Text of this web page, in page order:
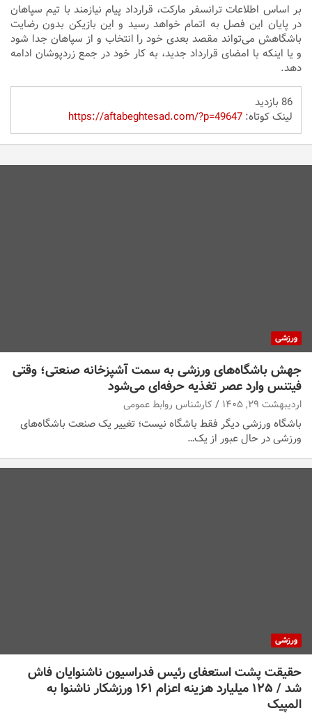
بر اساس اطلاعات ترانسفر مارکت، قرارداد پیام نیازمند با تیم سپاهان
در پایان این فصل به اتمام خواهد رسید و این بازیکن بدون رضایت
باشگاهش می‌تواند مقصد بعدی خود را انتخاب و از سپاهان جدا شود
و یا اینکه با امضای قرارداد جدید، به کار خود در جمع زردپوشان ادامه
دهد.
86 بازدید
لینک کوتاه:https://aftabeghtesad.com/?p=49647
ورزشی
جهش باشگاه‌های ورزشی به سمت آشپزخانه صنعتی؛ وقتی
فیتنس وارد عصر تغذیه حرفه‌ای می‌شود
اردیبهشت ۲۹, ۱۴۰۵ کارشناس روابط عمومی
باشگاه ورزشی دیگر فقط باشگاه نیست؛ تغییر یک صنعت باشگاه‌های
ورزشی در حال عبور از یک…
ورزشی
حقیقت پشت استعفای رئیس فدراسیون ناشنوایان فاش
شد / ۱۲۵ میلیارد هزینه اعزام ۱۶۱ ورزشکار ناشنوا به
المپیک